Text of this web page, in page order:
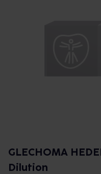
GLECHOMA
Dilution